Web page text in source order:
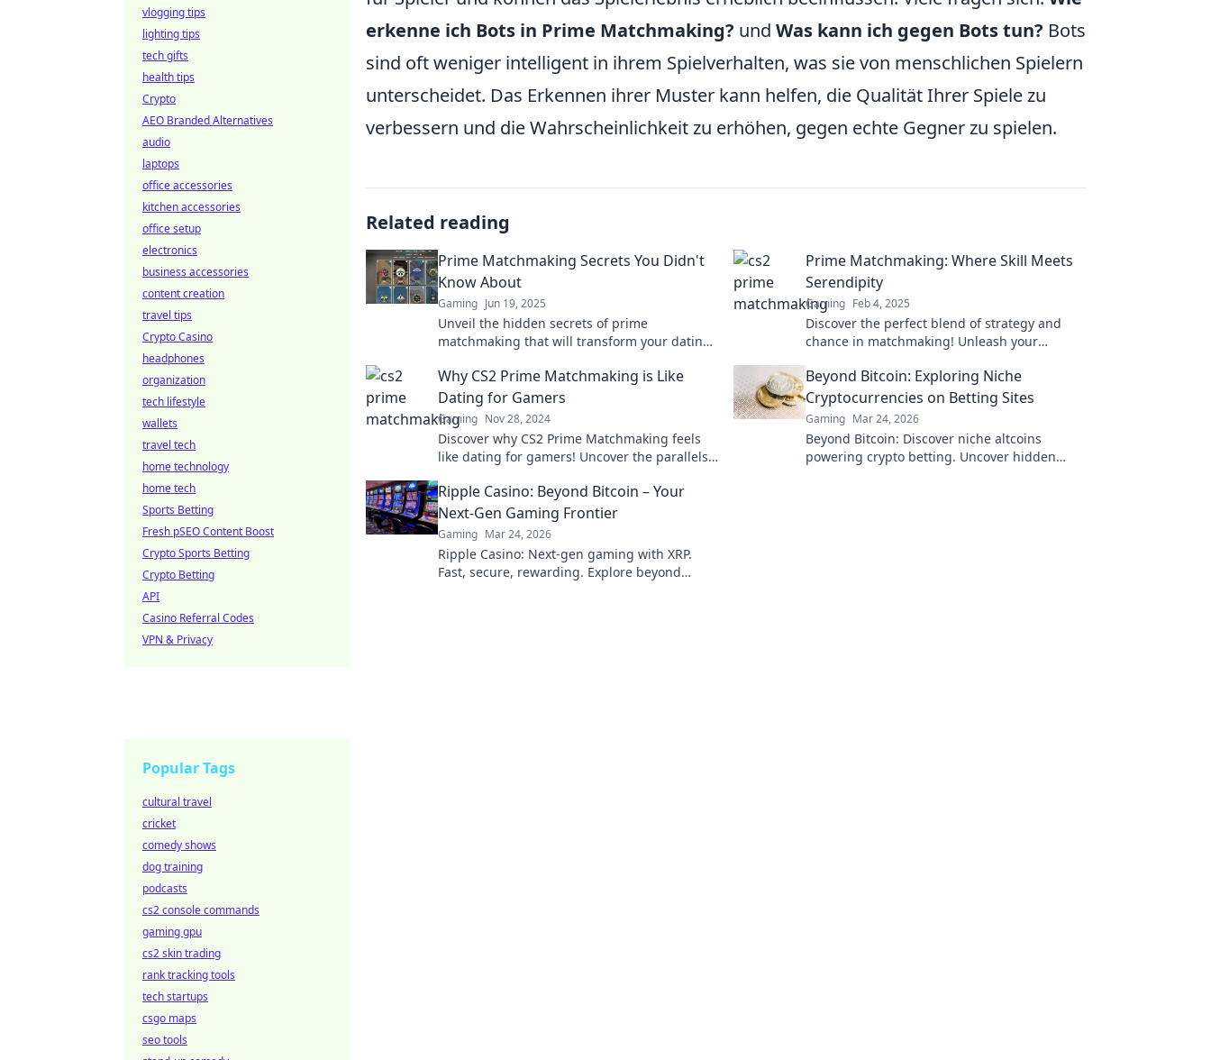
erkenne ich Bots in Prime Matchmaking? und Was kann ich gegen Bots tun? Bots
sind oft weniger intelligent in ihrem Spielverhalten, was sie von menschlichen Spielern
unterscheidet. Das Erkennen ihrer Muster kann helfen, die Qualität Ihrer Spiele zu
verbessern und die Wahrscheinlichkeit zu erhöhen, gegen echte Gegner zu spielen.
Related reading
Prime Matchmaking Secrets You Didn't
Know About
Gaming Jun 19, 2025
Unveil the hidden secrets of prime
matchmaking that will transform your dating
Prime Matchmaking: Where Skill Meets
Serendipity
Gaming Feb 4, 2025
Discover the perfect blend of strategy and
chance in matchmaking! Unleash your
ideal match today!
Why CS2 Prime Matchmaking is Like
Dating for Gamers
Gaming Nov 28, 2024
Discover why CS2 Prime Matchmaking feels
like dating for gamers! Uncover the parallels
mate.
Beyond Bitcoin: Exploring Niche
Cryptocurrencies on Betting Sites
Gaming Mar 24, 2026
Beyond Bitcoin: Discover niche altcoins
powering crypto betting. Uncover hidden
Ripple Casino: Beyond Bitcoin – Your
Next-Gen Gaming Frontier
Gaming Mar 24, 2026
Ripple Casino: Next-gen gaming with XRP.
Fast, secure, rewarding. Explore beyond
vlogging tips
lighting tips
tech gifts
health tips
Crypto
AEO Branded Alternatives
audio
laptops
office accessories
kitchen accessories
office setup
electronics
business accessories
content creation
travel tips
Crypto Casino
headphones
organization
tech lifestyle
wallets
travel tech
home technology
home tech
Sports Betting
Fresh pSEO Content Boost
Crypto Sports Betting
Crypto Betting
API
Casino Referral Codes
VPN & Privacy
Popular Tags
cultural travel
cricket
comedy shows
dog training
podcasts
cs2 console commands
gaming gpu
cs2 skin trading
rank tracking tools
tech startups
csgo maps
seo tools